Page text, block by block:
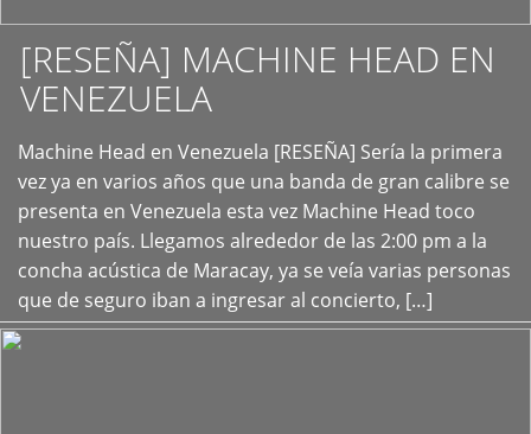
[RESEÑA] MACHINE HEAD EN
VENEZUELA
Machine Head en Venezuela [RESEÑA] Sería la primera
vez ya en varios años que una banda de gran calibre se
presenta en Venezuela esta vez Machine Head toco
nuestro país. Llegamos alrededor de las 2:00 pm a la
concha acústica de Maracay, ya se veía varias personas
que de seguro iban a ingresar al concierto, […]
+